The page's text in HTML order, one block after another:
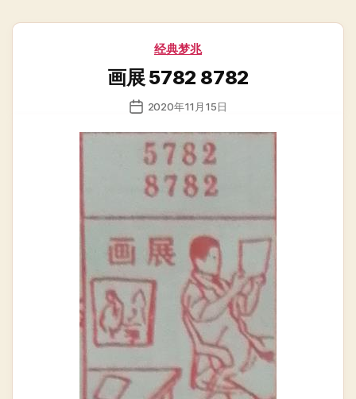
分
经典梦兆
画展 5782 8782
发
日
期
2020年11月15日